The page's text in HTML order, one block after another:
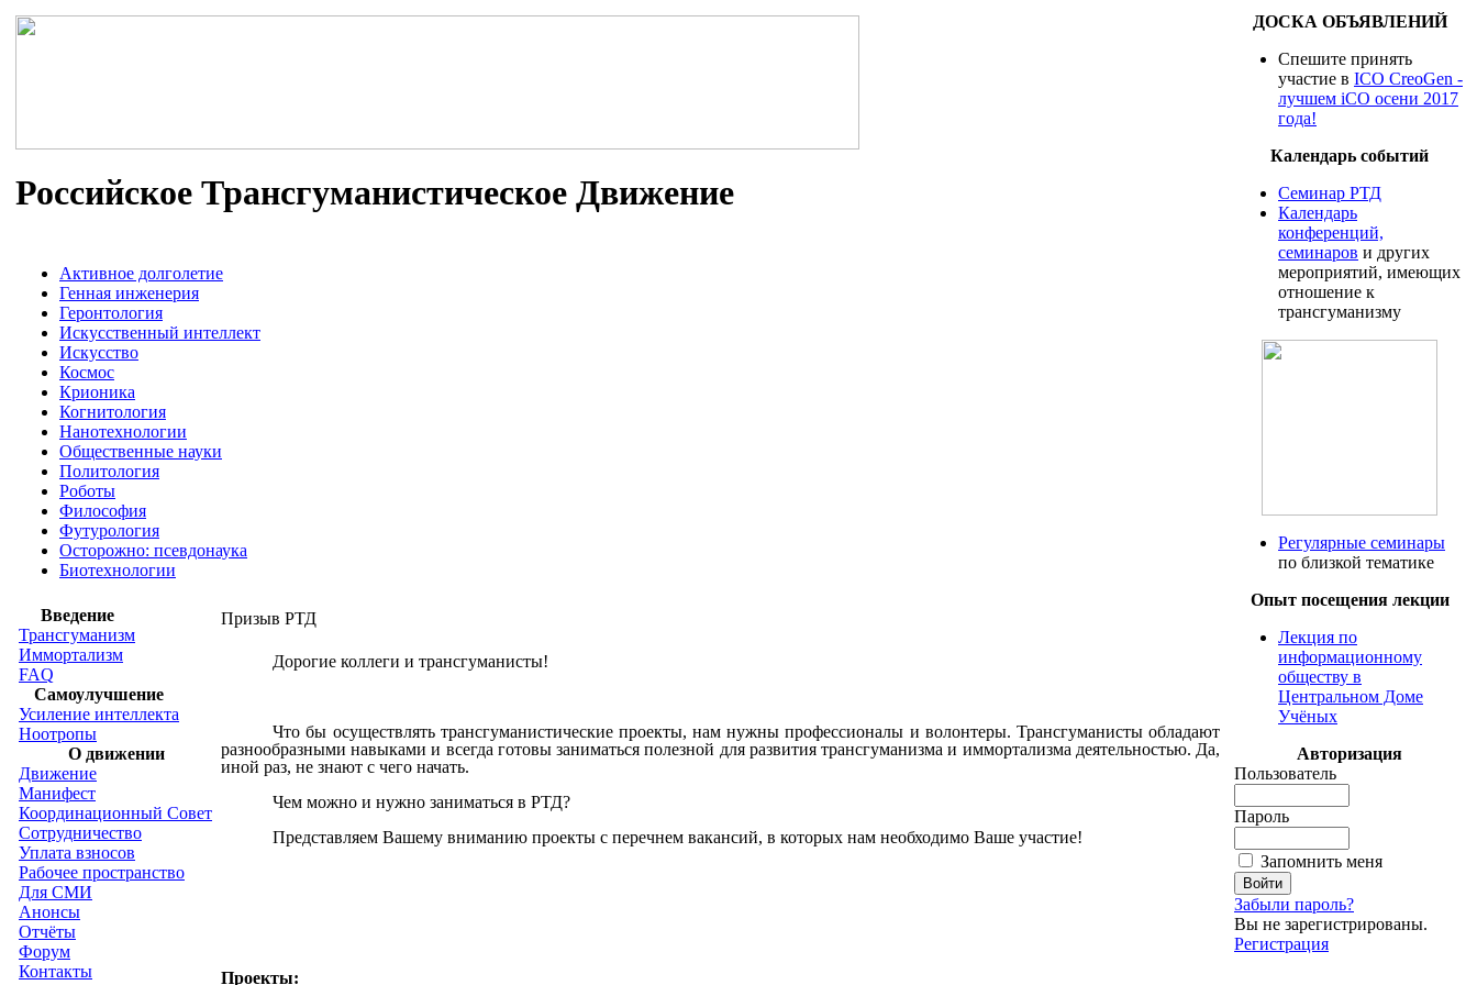
Российское Трансгуманистическое Движение
Активное долголетие
Генная инженерия
Геронтология
Искусственный интеллект
Искусство
Космос
Крионика
Когнитология
Нанотехнологии
Общественные науки
Политология
Роботы
Философия
Футурология
Осторожно: псевдонаука
Биотехнологии
Введение
Трансгуманизм
Иммортализм
FAQ
Самоулучшение
Усиление интеллекта
Ноотропы
О движении
Движение
Манифест
Координационный Совет
Сотрудничество
Уплата взносов
Рабочее пространство
Для СМИ
Анонсы
Отчёты
Форум
Контакты
Призыв РТД
Дорогие коллеги и трансгуманисты!
Что бы осуществлять трансгуманистические проекты, нам нужны профессионалы и волонтеры. Трансгуманисты обладают
разнообразными навыками и всегда готовы заниматься полезной для развития трансгуманизма и иммортализма деятельностью. Да,
иной раз, не знают с чего начать.
Чем можно и нужно заниматься в РТД?
Представляем Вашему вниманию проекты с перечнем вакансий, в которых нам необходимо Ваше участие!
Проекты:
ДОСКА ОБЪЯВЛЕНИЙ
Спешите принять
участие в ICO CreoGen -
лучшем iCO осени 2017
года!
Календарь событий
Семинар РТД
Календарь
конференций,
семинаров и других
мероприятий, имеющих
отношение к
трансгуманизму
Регулярные семинары
по близкой тематике
Опыт посещения лекции
Лекция по
информационному
обществу в
Центральном Доме
Учёных
Авторизация
Пользователь
Пароль
Запомнить меня
Забыли пароль?
Вы не зарегистрированы.
Регистрация